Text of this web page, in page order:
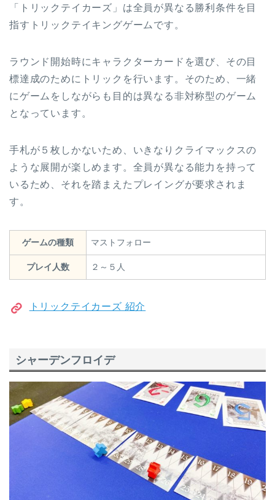
「トリックテイカーズ」は全員が異なる勝利条件を目
指すトリックテイキングゲームです。
ラウンド開始時にキャラクターカードを選び、その目
標達成のためにトリックを行います。そのため、一緒
にゲームをしながらも目的は異なる非対称型のゲーム
となっています。
手札が５枚しかないため、いきなりクライマックスの
ような展開が楽しめます。全員が異なる能力を持って
いるため、それを踏まえたプレイングが要求されま
す。
ゲームの種類 マストフォロー
プレイ人数 ２～５人
トリックテイカーズ 紹介
シャーデンフロイデ